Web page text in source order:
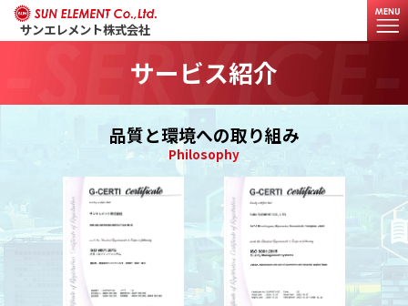
サンエレメント株式会社
サービス紹介
-SERVICE-
品質と環境への取り組み
Philosophy